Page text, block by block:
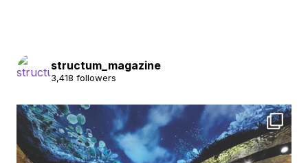
structum_magazine
3,418 followers